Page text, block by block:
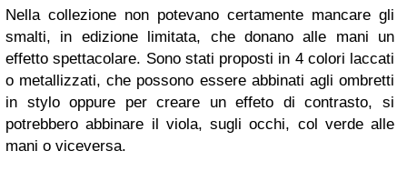
Nella collezione non potevano certamente mancare gli
smalti, in edizione limitata, che donano alle mani un
effetto spettacolare. Sono stati proposti in 4 colori laccati
o metallizzati, che possono essere abbinati agli ombretti
in stylo oppure per creare un effeto di contrasto, si
potrebbero abbinare il viola, sugli occhi, col verde alle
mani o viceversa.